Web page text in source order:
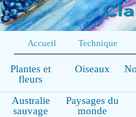
Accueil Technique
Plantes et
fleurs
Oiseaux
Australie
sauvage
Paysages du
monde